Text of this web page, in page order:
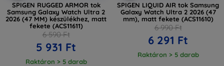
SPIGEN RUGGED ARMOR tok
Samsung Galaxy Watch Ultra 2
2026 (47 MM) készülékhez, matt
fekete (ACS11611)
6 590 Ft
5 931 Ft
Raktáron > 5 darab
SPIGEN LIQUID AIR tok Samsung
Galaxy Watch Ultra 2 2026 (47
mm), matt fekete (ACS11610)
6 990 Ft
6 291 Ft
Raktáron > 5 darab